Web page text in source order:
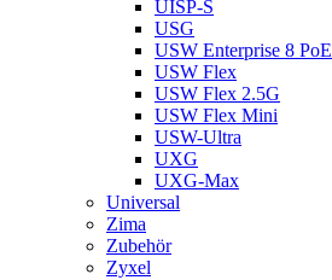
UISP-S
USG
USW Enterprise 8 PoE
USW Flex
USW Flex 2.5G
USW Flex Mini
USW-Ultra
UXG
UXG-Max
Universal
Zima
Zubehör
Zyxel